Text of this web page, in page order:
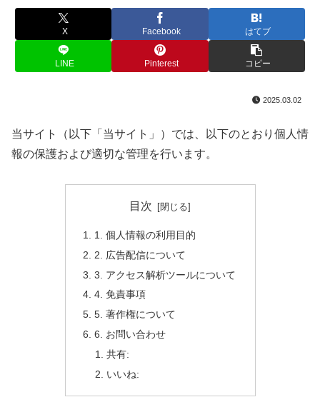
X Facebook はてブ
LINE Pinterest コピー
2025.03.02
当サイト（以下「当サイト」）では、以下のとおり個人情
報の保護および適切な管理を行います。
目次
1. 個人情報の利用目的
2. 広告配信について
3. アクセス解析ツールについて
4. 免責事項
5. 著作権について
6. お問い合わせ
共有:
いいね: